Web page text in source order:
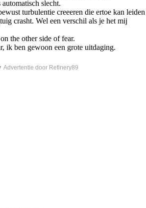
slecht.
turbulentie creeeren die ertoe kan leiden
crasht. Wel een verschil als je het mij
the other side of fear.
ik ben gewoon een grote uitdaging.
Advertentie door Refinery89